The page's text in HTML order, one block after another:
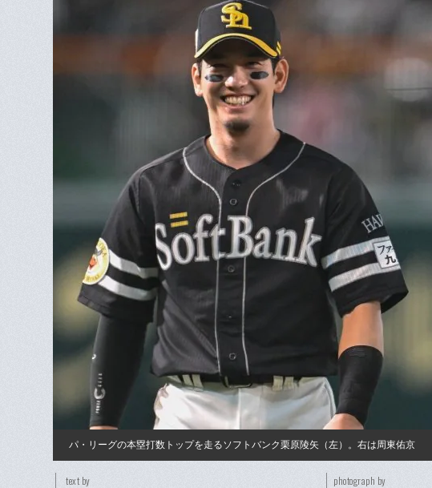
パ・リーグの本塁打数トップを走るソフトバンク栗原陵矢（左）。右は周東佑京
text by photograph by